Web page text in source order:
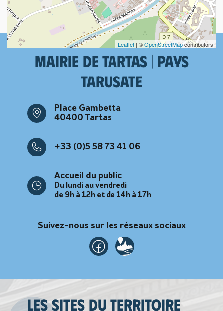
Leaflet | ©OpenStreetMapcontributors
Mairie de Tartas | Pays
tarusate
Place Gambetta
40400 Tartas
+33 (0)5 58 73 41 06
Accueil du public
Du lundi au vendredi
de 9h à 12h et de 14h à 17h
Suivez-nous sur les réseaux sociaux
Les sites du territoire